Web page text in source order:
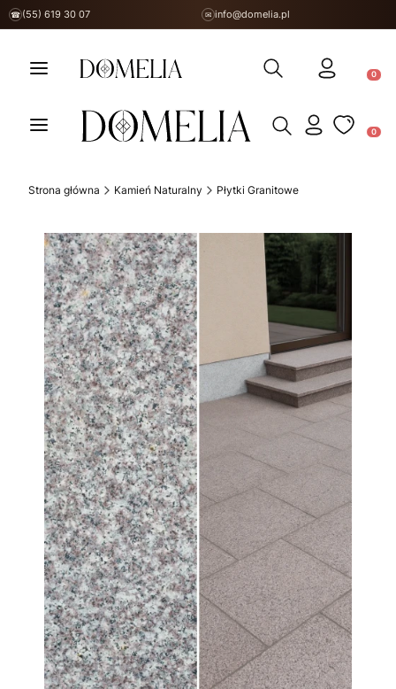
☎ (55) 619 30 07 ✉ info@domelia.pl
Otwórz wyszukiwarkę
Otwórz wyszukiwarkę
Strona główna Kamień Naturalny Płytki Granitowe